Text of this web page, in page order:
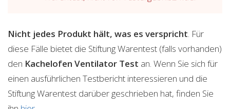
Nicht jedes Produkt hält, was es verspricht. Für
diese Fälle bietet die Stiftung Warentest (falls vorhanden)
den Kachelofen Ventilator Test an. Wenn Sie sich für
einen ausführlichen Testbericht interessieren und die
Stiftung Warentest darüber geschrieben hat, finden Sie